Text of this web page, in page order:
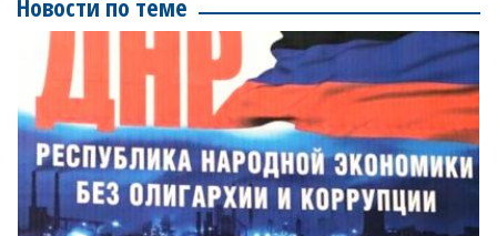
Новости по теме